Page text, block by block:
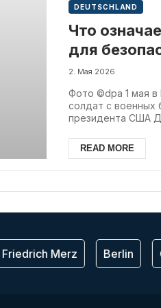
DEUTSCHLAND
Что
для
2. Мая 2026
Фото ©️dpa 1 мая
солдат с военных
президента США
READ MORE
Friedrich Merz Berlin